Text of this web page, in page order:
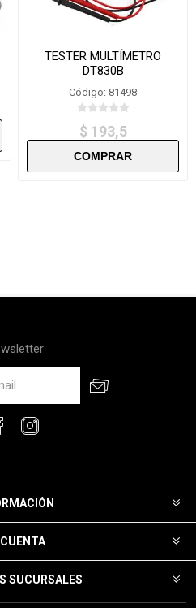
TESTER MULTÍMETRO
DT830B
Código: 81498
$ 193,5
SUCURSALES